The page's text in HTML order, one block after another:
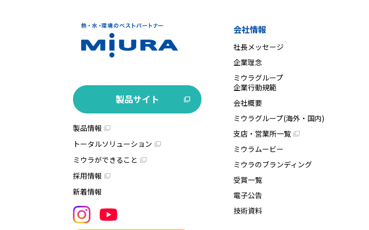
製品サイト
製品情報
トータルソリューション
ミウラができること
採用情報
新着情報
会社情報
社長メッセージ
企業理念
ミウラグループ
企業行動規範
会社概要
ミウラグループ(海外・国内)
支店・営業所一覧
ミウラムービー
ミウラのブランディング
受賞一覧
電子公告
技術資料